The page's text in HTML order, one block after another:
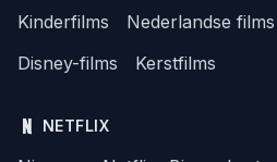
Kinderfilms
Nederlandse films
Disney-films
Kerstfilms
NETFLIX